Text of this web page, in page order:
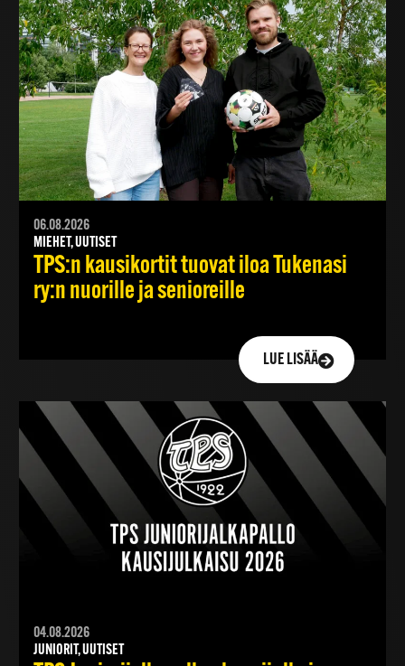
06.08.2026
MIEHET, UUTISET
TPS:n kausikortit tuovat iloa Tukenasi
ry:n nuorille ja senioreille
LUE LISÄÄ
04.08.2026
JUNIORIT, UUTISET